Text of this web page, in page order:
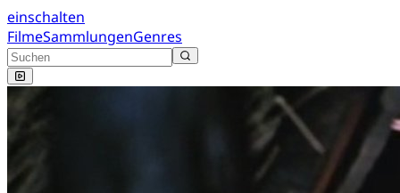
einschalten
FilmeSammlungenGenres